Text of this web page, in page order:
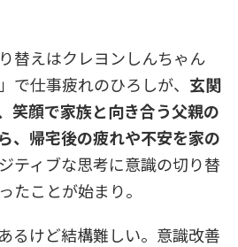
替えはクレヨンしんちゃん
で仕事疲れのひろしが、 玄関
笑顔で家族と向き合う父親の
、帰宅後の疲れや不安を家の
ティブな思考に意識の切り替
たことが始まり。
るけど結構難しい。意識改善